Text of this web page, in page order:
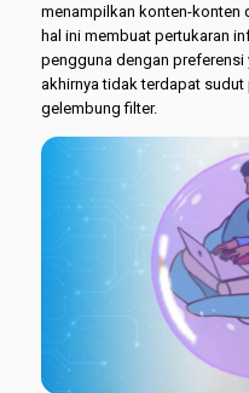
menampilkan konten-konten
hal ini membuat pertukaran
pengguna dengan
akhirnya tidak terdapat
gelembung filter.